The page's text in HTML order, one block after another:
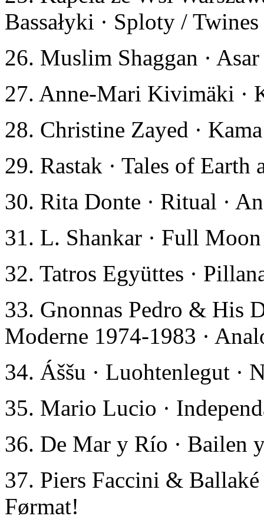
Bassałyki · Sploty /
26. Muslim Shaggan ·
27. Anne-Mari Kivimäki ·
28. Christine Zayed ·
29. Rastak · Tales of Earth
30. Rita Donte · Ritual ·
31. L. Shankar · Full
32. Tatros Együttes ·
33. Gnonnas Pedro & His
Moderne 1974-1983 ·
34. Áššu · Luohtenlegut ·
35. Mario Lucio ·
36. De Mar y Río · Bailen
37. Piers Faccini &
Førmat!